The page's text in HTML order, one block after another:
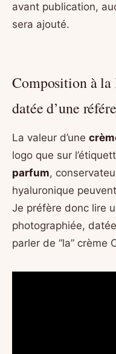
avant publication,
sera ajouté.
Composition à
datée d’une
La valeur d’une
logo que sur
parfum,
hyaluronique
Je préfère donc lire
photographiée,
parler de “la” crème